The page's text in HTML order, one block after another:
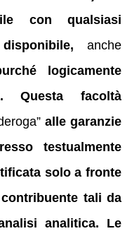
con qualsiasi
anche
logicamente
Questa facoltà
alle garanzie
testualmente
solo a fronte
tali da
analitica. Le